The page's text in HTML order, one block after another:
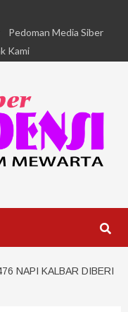
Pedoman Media Siber
Kami
NAPI KALBAR DIBERI